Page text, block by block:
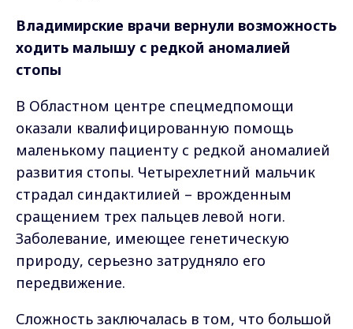
Владимирские врачи вернули возможность
ходить малышу с редкой аномалией
стопы
В Областном центре спецмедпомощи
оказали квалифицированную помощь
маленькому пациенту с редкой аномалией
развития стопы. Четырехлетний мальчик
страдал синдактилией – врожденным
сращением трех пальцев левой ноги.
Заболевание, имеющее генетическую
природу, серьезно затрудняло его
передвижение.
Сложность заключалась в том, что большой